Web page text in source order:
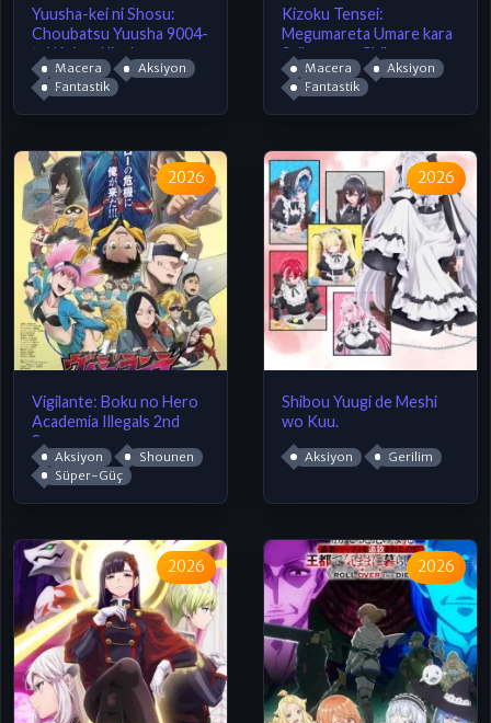
Yuusha-kei ni Shosu:
Choubatsu Yuusha 9004-
tai Keimu Kiroku
Macera
Aksiyon
Fantastik
Kizoku Tensei:
Megumareta Umare kara
Saikyou no Chikara wo
EruMacera
Aksiyon
Fantastik
2026
Vigilante: Boku no Hero
Academia Illegals 2nd
Season
Aksiyon
Shounen
Süper-Güç
2026
Shibou Yuugi de Meshi
wo Kuu.
Aksiyon Gerilim
2026 2026